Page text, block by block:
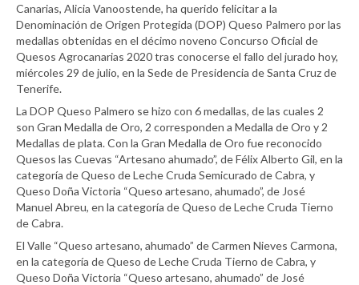
Canarias, Alicia Vanoostende, ha querido felicitar a la
Denominación de Origen Protegida (DOP) Queso Palmero por las
medallas obtenidas en el décimo noveno Concurso Oficial de
Quesos Agrocanarias 2020 tras conocerse el fallo del jurado hoy,
miércoles 29 de julio, en la Sede de Presidencia de Santa Cruz de
Tenerife.
La DOP Queso Palmero se hizo con 6 medallas, de las cuales 2
son Gran Medalla de Oro, 2 corresponden a Medalla de Oro y 2
Medallas de plata. Con la Gran Medalla de Oro fue reconocido
Quesos las Cuevas “Artesano ahumado”, de Félix Alberto Gil, en la
categoría de Queso de Leche Cruda Semicurado de Cabra, y
Queso Doña Victoria “Queso artesano, ahumado”, de José
Manuel Abreu, en la categoría de Queso de Leche Cruda Tierno
de Cabra.
El Valle “Queso artesano, ahumado” de Carmen Nieves Carmona,
en la categoría de Queso de Leche Cruda Tierno de Cabra, y
Queso Doña Victoria “Queso artesano, ahumado” de José